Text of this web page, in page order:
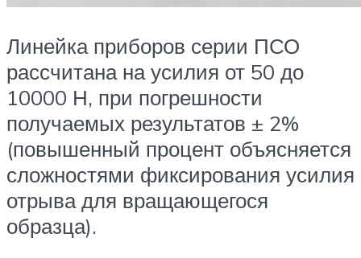
Линейка приборов серии ПСО
рассчитана на усилия от 50 до
10000 Н, при погрешности
получаемых результатов ± 2%
(повышенный процент объясняется
сложностями фиксирования усилия
отрыва для вращающегося
образца).